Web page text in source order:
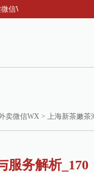
信WX-上海油压工作室论坛
卖微信WX > 上海新茶嫩茶
服务解析_170